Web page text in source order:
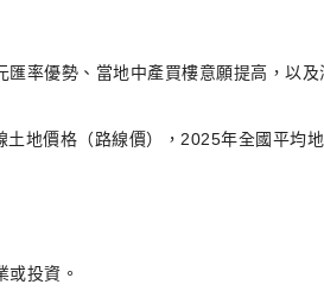
率優勢、當地中產買樓意願提高，以
地價格（路線價），2025年全國平均
或投資。